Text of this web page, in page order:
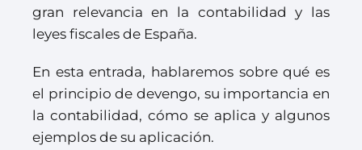
gran relevancia en la contabilidad y las
leyes fiscales de España.
En esta entrada, hablaremos sobre qué es
el principio de devengo, su importancia en
la contabilidad, cómo se aplica y algunos
ejemplos de su aplicación.